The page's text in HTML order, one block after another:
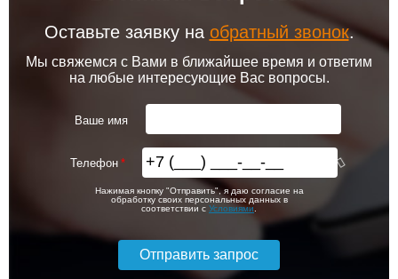
Оставьте заявку на обратный звонок.
Мы свяжемся с Вами в ближайшее время и ответим
на любые интересующие Вас вопросы.
Ваше имя
Телефон
Нажимая кнопку "Отправить", я даю согласие на
обработку своих персональных данных в
соответствии с Условиями